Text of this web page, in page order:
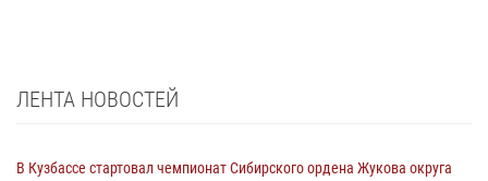
ЛЕНТА НОВОСТЕЙ
В Кузбассе стартовал чемпионат Сибирского ордена Жукова округа